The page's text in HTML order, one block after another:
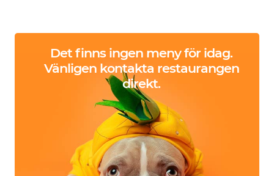
Det finns ingen meny för idag.
Vänligen kontakta restaurangen
direkt.